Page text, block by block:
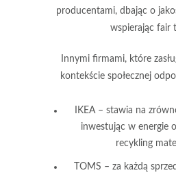
producentami, dbając o
wspierając fair
Innymi firmami, które
kontekście społecznej
IKEA– stawia na
inwestując w energie
recykling
TOMS – za każdą